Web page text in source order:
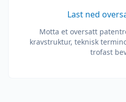
Last ned
Motta et oversatt
kravstruktur, teknisk
trofast